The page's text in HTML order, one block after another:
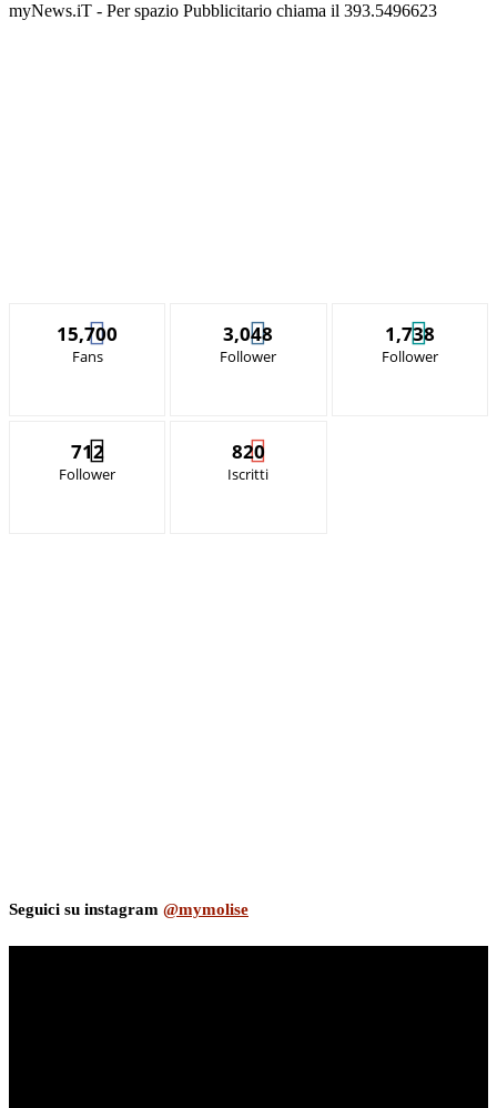
myNews.iT - Per spazio Pubblicitario chiama il 393.5496623
15,700
Fans
3,048
Follower
1,738
Follower
712
Follower
820
Iscritti
Seguici su instagram @mymolise